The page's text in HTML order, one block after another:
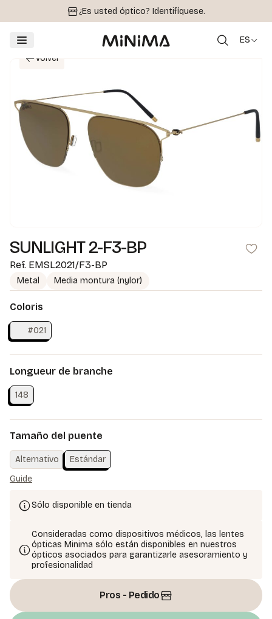
¿Es usted óptico? Identifíquese.
ES
Volver
SUNLIGHT 2-F3-BP
Ref. EMSL2021/F3-BP
Metal Media montura (nylor)
Coloris
#021
Longueur de branche
148
Tamaño del puente
Alternativo
Estándar
Guide
Sólo disponible en tienda
Consideradas como dispositivos médicos, las lentes
ópticas Minima sólo están disponibles en nuestros
ópticos asociados para garantizarle asesoramiento y
profesionalidad
Pros - Pedido